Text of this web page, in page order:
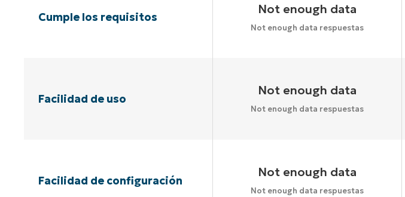
Cumple los requisitos
Not enough data
Not enough data respuestas
Facilidad de uso
Not enough data
Not enough data respuestas
Facilidad de configuración
Not enough data
Not enough data respuestas